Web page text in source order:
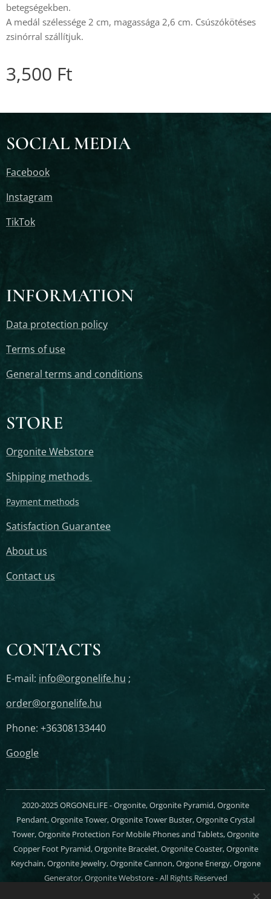
betegségekben.
A medál szélessége 2 cm, magassága 2,6 cm. Csúszókötéses
zsinórral szállítjuk.
3,500 Ft
SOCIAL MEDIA
Facebook
Instagram
TikTok
INFORMATION
Data protection policy
Terms of use
General terms and conditions
STORE
Orgonite Webstore
Shipping methods
Payment methods
Satisfaction Guarantee
About us
Contact us
CONTACTS
E-mail: info@orgonelife.hu ;
order@orgonelife.hu
Phone: +36308133440
Google
2020-2025 ORGONELIFE - Orgonite, Orgonite Pyramid, Orgonite
Pendant, Orgonite Tower, Orgonite Tower Buster, Orgonite Crystal
Tower, Orgonite Protection For Mobile Phones and Tablets, Orgonite
Copper Foot Pyramid, Orgonite Bracelet, Orgonite Coaster, Orgonite
Keychain, Orgonite Jewelry, Orgonite Cannon, Orgone Energy, Orgone
Generator, Orgonite Webstore - All Rights Reserved